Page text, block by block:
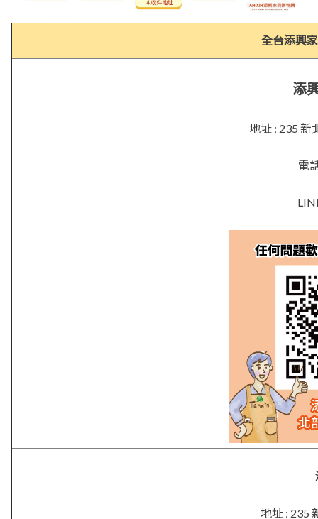
全台添興
添
地址 : 235 新
電
地址 : 235